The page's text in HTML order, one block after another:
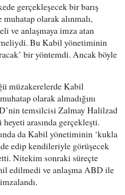
gerçekleşecek bir barış
olarak alınmalı,
ve anlaşmaya imza atan
Bu Kabil yönetiminin
bir yöntemdi. Ancak böyle
müzakerelerde Kabil
olarak almadığını
temsilcisi Zalmay Halilzad
arasında gerçekleşti.
da Kabil yönetiminin ‘kukla
edip kendileriyle görüşecek
Nitekim sonraki süreçte
edilmedi ve anlaşma ABD ile